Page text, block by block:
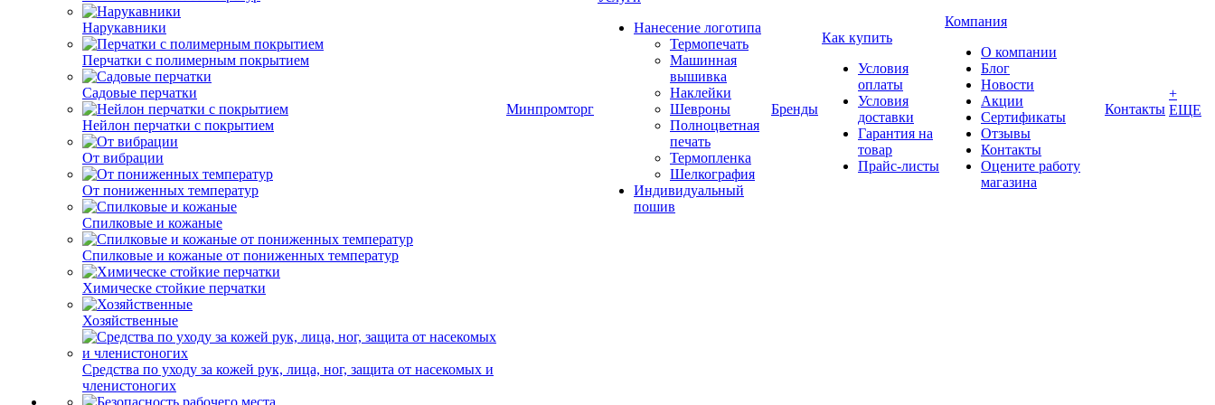
Нарукавники
Перчатки с полимерным покрытием
Садовые перчатки
Нейлон перчатки с покрытием
От вибрации
От пониженных температур
Спилковые и кожаные
Спилковые и кожаные от пониженных температур
Химическе стойкие перчатки
Хозяйственные
Средства по уходу за кожей рук, лица, ног, защита от насекомых и
членистоногих
Минпромторг
Нанесение логотипа
Термопечать
Машинная
вышивка
Наклейки
Шевроны
Полноцветная
печать
Термопленка
Шелкография
Индивидуальный
пошив
Бренды
Как купить
Условия
оплаты
Условия
доставки
Гарантия на
товар
Прайс-листы
Компания
О компании
Блог
Новости
Акции
Сертификаты
Отзывы
Контакты
Оцените работу
магазина
Контакты
+
ЕЩЕ